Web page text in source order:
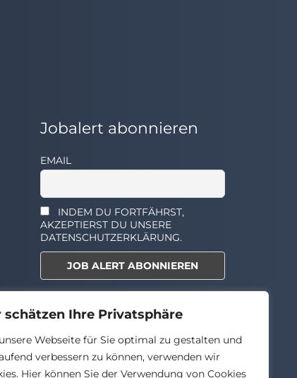
schätzen Ihre Privatsphäre
Webseite für Sie optimal zu gestalten und
verbessern zu können, verwenden wir
Hier können Sie der Verwendung von Cookies
Jobalert abonnieren
EMAIL
INDEM DU FORTFÄHRST,
AKZEPTIERST DU UNSERE
DATENSCHUTZERKLÄRUNG.
Select the widget you want to